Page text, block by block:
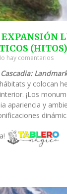
(HITOS)
hay comentarios
Cascadia:
y colocan
¡Los
apariencia y